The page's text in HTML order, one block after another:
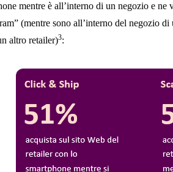
mentre è all’interno di un negozio e
(mentre sono all’interno del negozio
altro retailer)3: